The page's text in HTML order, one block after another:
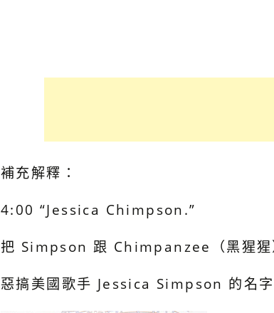
補充解釋：
4:00 “Jessica Chimpson.”
把 Simpson 跟 Chimpanzee（黑猩猩
惡搞美國歌手 Jessica Simpson 的名字